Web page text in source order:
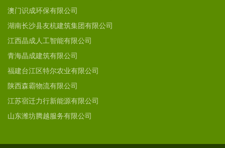
澳门识成环保有限公司
湖南长沙县友杭建筑集团有限公司
江西晶成人工智能有限公司
青海晶成建筑有限公司
福建台江区特尔农业有限公司
陕西森霸物流有限公司
江苏宿迁力行新能源有限公司
山东潍坊腾越服务有限公司